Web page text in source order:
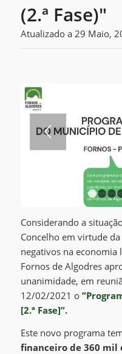
(2.ª Fase)"
Atualizado a 29 Maio,
Considerando a
Concelho em virtude da
negativos na economia
Fornos de Algodres
unanimidade, em
12/02/2021 o ”P
[2.ª Fase]”.
Este novo programa
financeiro de 360 mil